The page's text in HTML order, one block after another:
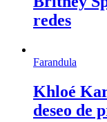
redes
Farandula
Khloé
deseo de